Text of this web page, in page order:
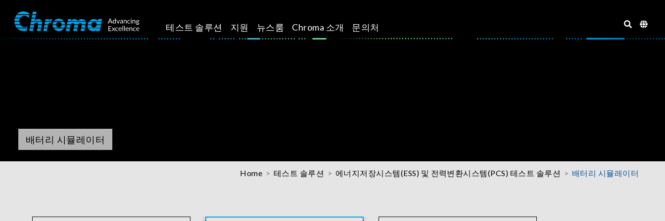
테스트 솔루션 지원 뉴스룸 Chroma 소개 문의처
배터리 시뮬레이터
Home 테스트 솔루션 에너지저장시스템(ESS) 및 전력변환시스템(PCS) 테스트 솔루션 배터리 시뮬레이터